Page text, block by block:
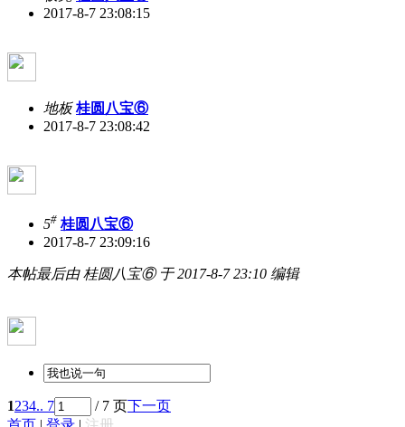
2017-8-7 23:08:15
地板 桂圆八宝⑥
2017-8-7 23:08:42
5# 桂圆八宝⑥
2017-8-7 23:09:16
本帖最后由 桂圆八宝⑥ 于 2017-8-7 23:10 编辑
1234.. 7 / 7 页下一页